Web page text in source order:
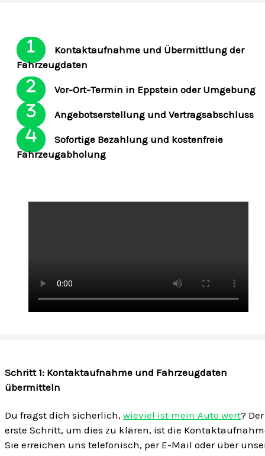
Kontaktaufnahme und Übermittlung der
Fahrzeugdaten
Vor-Ort-Termin in Eppstein oder Umgebung
Angebotserstellung und Vertragsabschluss
Sofortige Bezahlung und kostenfreie
Fahrzeugabholung
Schritt 1: Kontaktaufnahme und Fahrzeugdaten
übermitteln
Du fragst dich sicherlich, wieviel ist mein Auto wert? Der
erste Schritt, um dies zu klären, ist die
Sie erreichen uns telefonisch, per E-Mail oder über